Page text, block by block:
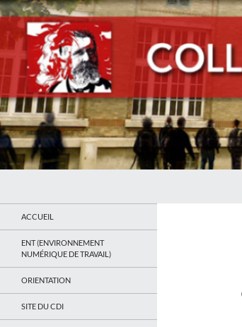
ACCUEIL
ENT (ENVIRONNEMENT
NUMÉRIQUE DE TRAVAIL)
ORIENTATION
SITE DU CDI